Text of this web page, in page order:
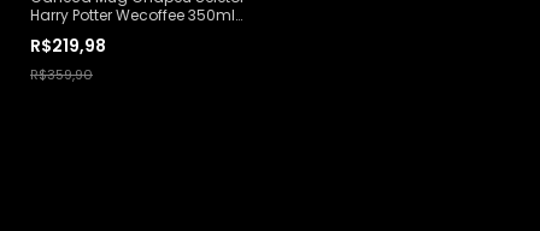
Harry Potter Wecoffee 350ml
Seletor
R$219,98
R$359,90